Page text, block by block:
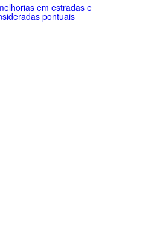
em estradas e
pontuais